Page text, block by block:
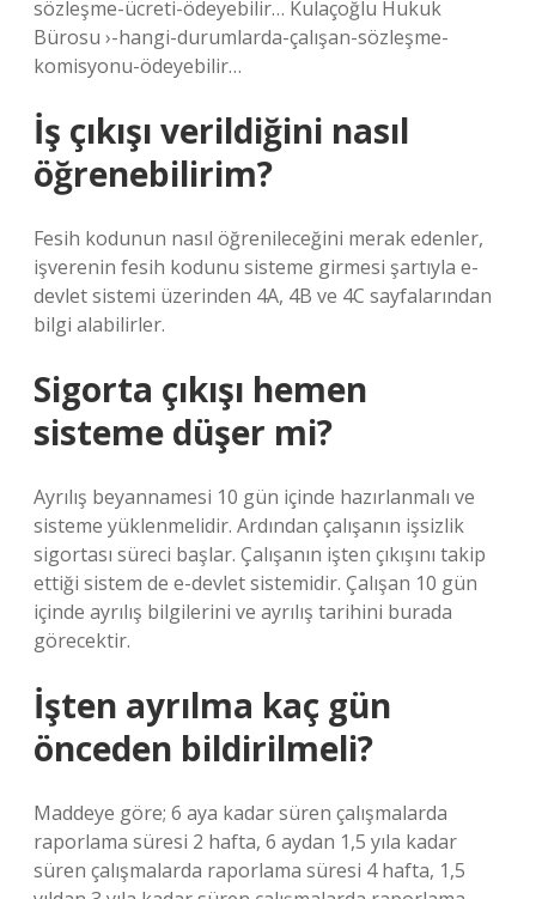
sözleşme-ücreti-ödeyebilir… Kulaçoğlu Hukuk
Bürosu ›-hangi-durumlarda-çalışan-sözleşme-
komisyonu-ödeyebilir…
İş çıkışı verildiğini nasıl
öğrenebilirim?
Fesih kodunun nasıl öğrenileceğini merak edenler,
işverenin fesih kodunu sisteme girmesi şartıyla e-
devlet sistemi üzerinden 4A, 4B ve 4C sayfalarından
bilgi alabilirler.
Sigorta çıkışı hemen
sisteme düşer mi?
Ayrılış beyannamesi 10 gün içinde hazırlanmalı ve
sisteme yüklenmelidir. Ardından çalışanın işsizlik
sigortası süreci başlar. Çalışanın işten çıkışını takip
ettiği sistem de e-devlet sistemidir. Çalışan 10 gün
içinde ayrılış bilgilerini ve ayrılış tarihini burada
görecektir.
İşten ayrılma kaç gün
önceden bildirilmeli?
Maddeye göre; 6 aya kadar süren çalışmalarda
raporlama süresi 2 hafta, 6 aydan 1,5 yıla kadar
süren çalışmalarda raporlama süresi 4 hafta, 1,5